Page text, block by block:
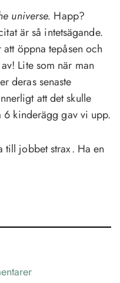
universe. Happ?
är så intetsägande.
öppna tepåsen och
Lite som när man
deras senaste
att det skulle
kinderägg gav vi upp.
till jobbet strax. Ha en